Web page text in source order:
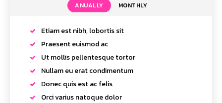
ANUALLY MONTHLY
Etiam est nibh, lobortis sit
Praesent euismod ac
Ut mollis pellentesque tortor
Nullam eu erat condimentum
Donec quis est ac felis
Orci varius natoque dolor